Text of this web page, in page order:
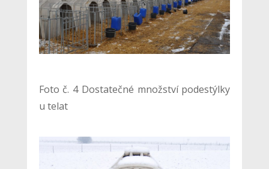
Foto č. 4 Dostatečné množství podestýlky
u telat